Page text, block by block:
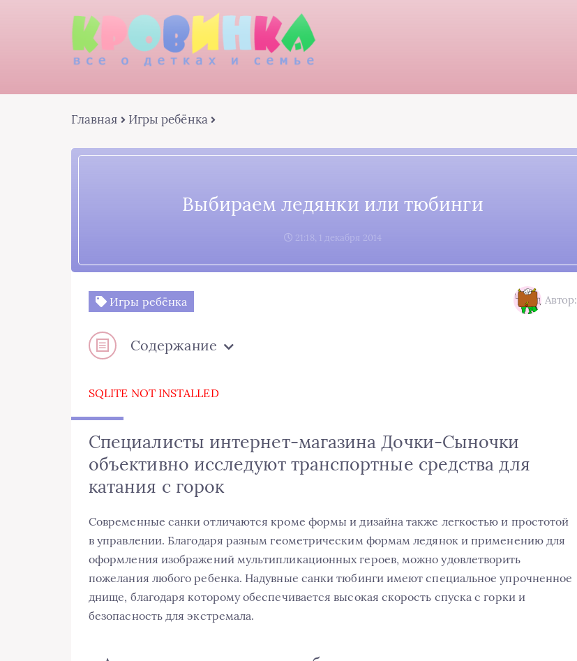
Главная Игры ребёнка
Выбираем ледянки или тюбинги
21:18, 1 декабря 2014
Игры ребёнка Автор:
Содержание
SQLITE NOT INSTALLED
Специалисты интернет-магазина Дочки-Сыночки
объективно исследуют транспортные средства для
катания с горок
Современные санки отличаются кроме формы и дизайна также легкостью и простотой
в управлении. Благодаря разным геометрическим формам ледянок и применению для
оформления изображений мультипликационных героев, можно удовлетворить
пожелания любого ребенка. Надувные санки тюбинги имеют специальное упрочненное
днище, благодаря которому обеспечивается высокая скорость спуска с горки и
безопасность для экстремала.